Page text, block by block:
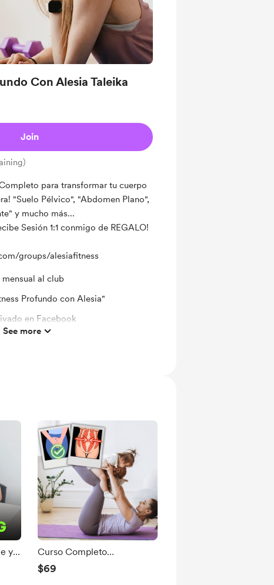
Con Alesia Taleika
Join
para transformar tu cuerpo
"Suelo Pélvico", "Abdomen Plano",
y mucho más...
Sesión 1:1 conmigo de REGALO!
groups/alesiafitness
al club
Profundo con Alesia"
en Facebook
See more
y
Curso Completo
Recuperación Post
$69